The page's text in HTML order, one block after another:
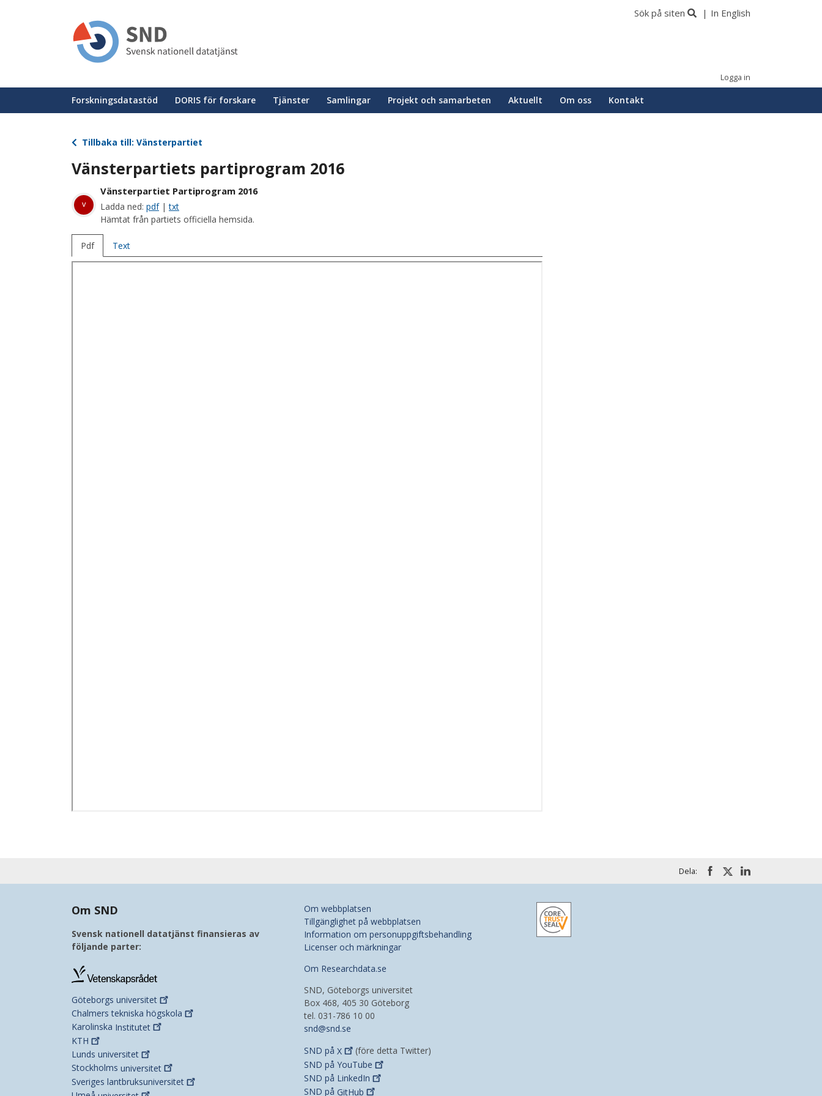
Sök på siten In English
Logga in
Huvudmeny
Forskningsdatastöd DORIS för forskare Tjänster Samlingar Projekt och samarbeten Aktuellt Om oss Kontakt
Tillbaka till: Vänsterpartiet
Vänsterpartiets partiprogram 2016
v
Vänsterpartiet Partiprogram 2016
Ladda ned: pdf|txt
Hämtat från partiets officiella hemsida.
Pdf Text
Dela:
Om SND
Svensk nationell datatjänst finansieras av
följande parter:
Göteborgs universitet
Chalmers tekniska högskola
Karolinska Institutet
KTH
Lunds universitet
Stockholms universitet
Sveriges lantbruksuniversitet
Om webbplatsen
Tillgänglighet på webbplatsen
Information om personuppgiftsbehandling
Licenser och märkningar
Om Researchdata.se
SND, Göteborgs universitet
Box 468, 405 30 Göteborg
tel. 031-786 10 00
snd@snd.se
SND på X
(före detta Twitter)
SND på YouTube
SND på LinkedIn
SND på GitHub